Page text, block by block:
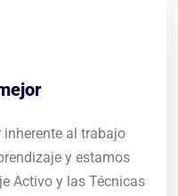
inherente al trabajo
y estamos
Activo y las Técnicas